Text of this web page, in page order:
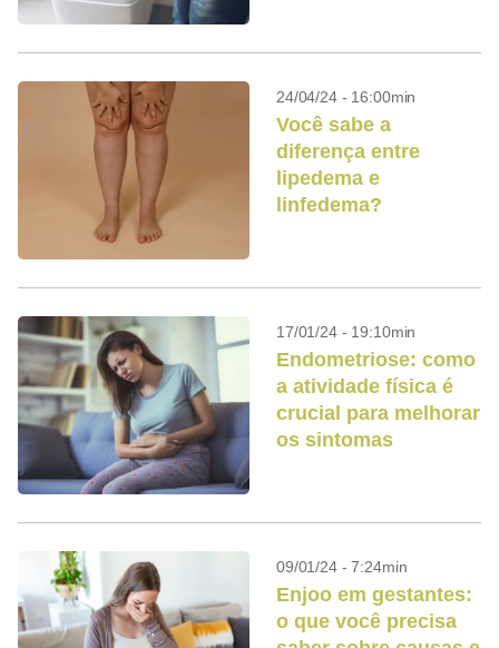
24/04/24 - 16:00min
Você sabe a
diferença entre
lipedema e
linfedema?
17/01/24 - 19:10min
Endometriose: como
a atividade física é
crucial para melhorar
os sintomas
09/01/24 - 7:24min
Enjoo em gestantes:
o que você precisa